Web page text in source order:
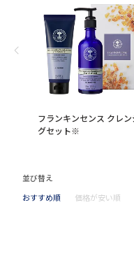
フランキンセンス クレン
グセット※
並び替え
おすすめ順
価格が安い順